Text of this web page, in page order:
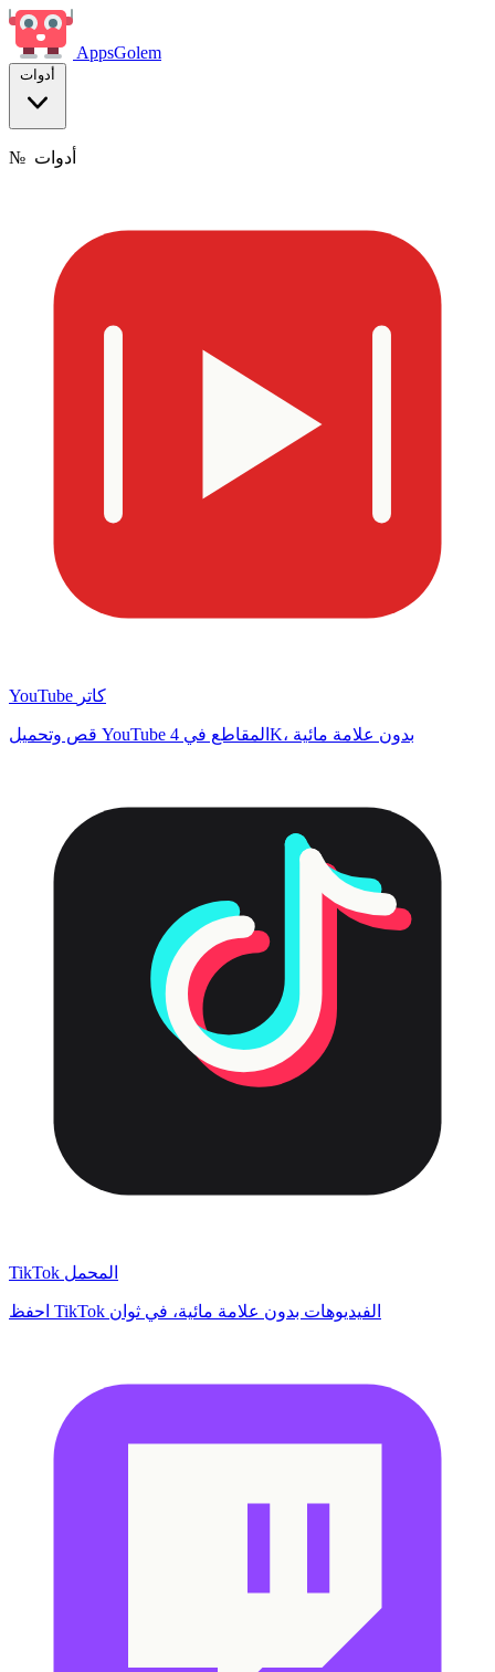
AppsGolem
أدوات
№ أدوات
YouTube كاتر
قص وتحميل YouTube المقاطع في 4K، بدون علامة مائية
TikTok المحمل
احفظ TikTok الفيديوهات بدون علامة مائية، في ثوان